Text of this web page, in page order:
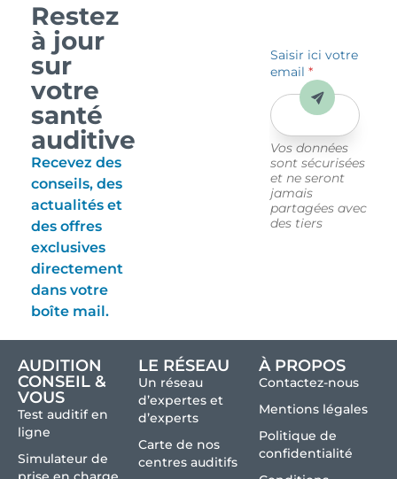
Restez
à jour
sur
votre
santé
auditive
Recevez des
conseils, des
actualités et
des offres
exclusives
directement
dans votre
boîte mail.
Saisir ici votre
email*
Vos données
sont sécurisées
et ne seront
jamais
partagées avec
des tiers
Envoyer
AUDITION
CONSEIL &
VOUS
Test auditif en
ligne
Simulateur de
LE RÉSEAU
Un réseau
d’expertes et
d’experts
Carte de nos
centres auditifs
À PROPOS
Contactez-nous
Mentions légales
Politique de
confidentialité